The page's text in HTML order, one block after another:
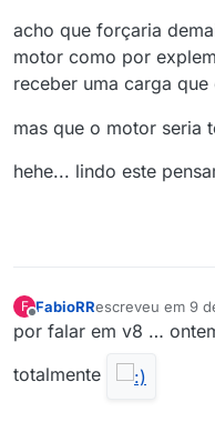
acho que forçaria
motor como por
receber uma carga
mas que o motor seria
hehe... lindo este
F
Offline
FabioRRescreveu em 9
última edição por
por falar em v8 …
totalmente